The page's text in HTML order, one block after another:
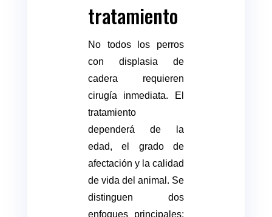
tratamiento
No todos los perros
con displasia de
cadera requieren
cirugía inmediata. El
tratamiento
dependerá de la
edad, el grado de
afectación y la calidad
de vida del animal. Se
distinguen dos
enfoques principales: